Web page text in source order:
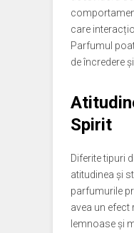
care
Parfumul
de încredere
Spirit
Diferite tipuri
atitudinea și
parfumurile
avea un efect
lemnoase și